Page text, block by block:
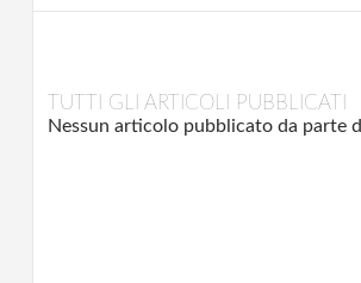
TUTTI GLI ARTICOLI PUBBLICATI
Nessun articolo pubblicato da parte